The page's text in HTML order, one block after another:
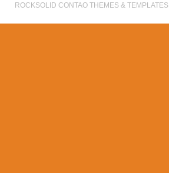
ROCKSOLID CONTAO THEMES & TEMPLATES